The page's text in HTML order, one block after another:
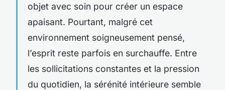
objet avec soin pour créer un espace
apaisant. Pourtant, malgré cet
environnement soigneusement pensé,
l’esprit reste parfois en surchauffe. Entre
les sollicitations constantes et la pression
du quotidien, la sérénité intérieure semble